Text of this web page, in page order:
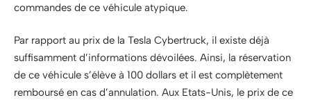
commandes de ce véhicule atypique.
Par rapport au prix de la Tesla Cybertruck, il existe déjà
suffisamment d’informations dévoilées. Ainsi, la réservation
de ce véhicule s’élève à 100 dollars et il est complètement
remboursé en cas d’annulation. Aux Etats-Unis, le prix de ce